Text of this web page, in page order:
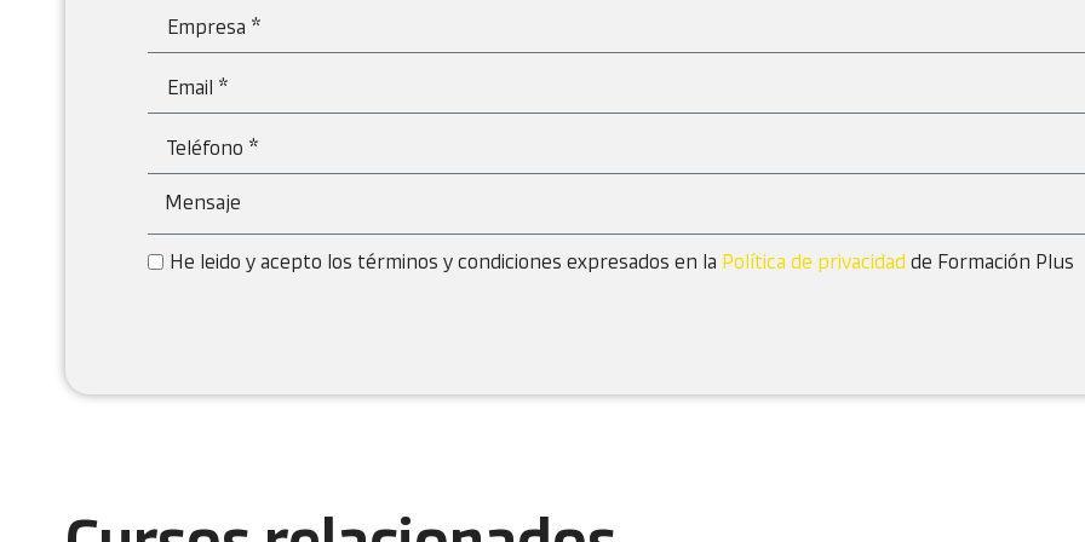
He leido y acepto los términos y condiciones expresados en la Política de privacidad de Formación Plus